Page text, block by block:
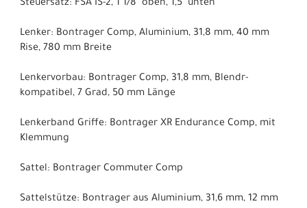
Steuersatz: FSA IS-2, 1 1/8" oben, 1,5" unten
Lenker: Bontrager Comp, Aluminium, 31,8 mm, 40 mm
Rise, 780 mm Breite
Lenkervorbau: Bontrager Comp, 31,8 mm, Blendr-
kompatibel, 7 Grad, 50 mm Länge
Lenkerband Griffe: Bontrager XR Endurance Comp, mit
Klemmung
Sattel: Bontrager Commuter Comp
Sattelstütze: Bontrager aus Aluminium, 31,6 mm, 12 mm